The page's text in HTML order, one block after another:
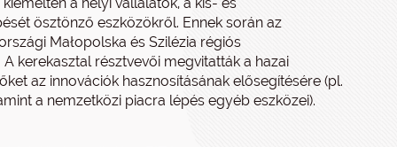
ösztönző eszközökről. Ennek során az
Małopolska és Szilézia régiós
kerekasztal résztvevői megvitatták a hazai
az innovációk hasznosításának elősegítésére (pl.
a nemzetközi piacra lépés egyéb eszközei).